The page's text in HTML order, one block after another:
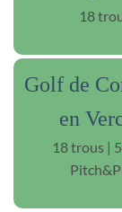
18
Golf de
en
18 trous |